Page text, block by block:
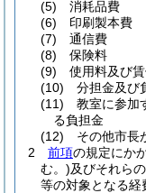
(5)
消耗品費
(6)
印刷製本費
(7)
通信費
(8)
保険料
(9)
使用料及び
(10)
分担金及び
(11)
教室に参加
る負担金
(12)
その他市長
2
前項の規定にか
む。)及びそれら
等の対象となる経